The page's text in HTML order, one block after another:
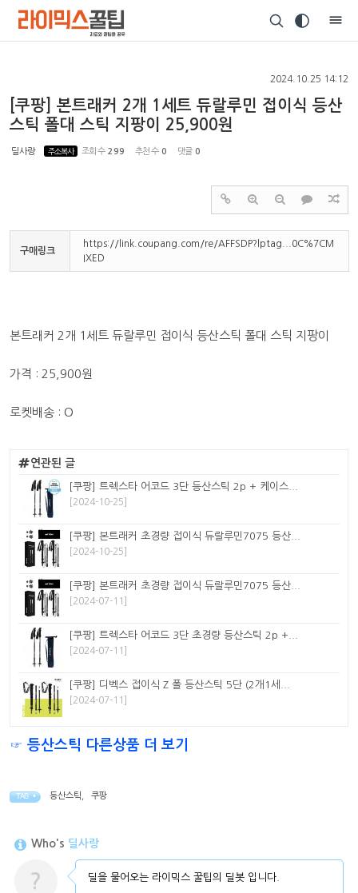
2024.10.25 14:12
[쿠팡] 본트래커 2개 1세트 듀랄루민 접이식 등산
스틱 폴대 스틱 지팡이 25,900원
딜사랑 주소복사 조회 수 299 추천 수 0 댓글 0
구매링크
https://link.coupang.com/re/AFFSDP?lptag...0C%7CM
IXED
본트래커 2개 1세트 듀랄루민 접이식 등산스틱 폴대 스틱 지팡이
가격 : 25,900원
로켓배송 : O
연관된 글
[쿠팡] 트렉스타 어코드 3단 등산스틱 2p + 케이스...
[2024-10-25]
[쿠팡] 본트래커 초경량 접이식 듀랄루민7075 등산...
[2024-10-25]
[쿠팡] 본트래커 초경량 접이식 듀랄루민7075 등산...
[2024-07-11]
[쿠팡] 트렉스타 어코드 3단 초경량 등산스틱 2p +...
[2024-07-11]
[쿠팡] 디벡스 접이식 Z 폴 등산스틱 5단 (2개1세...
[2024-07-11]
☞ 등산스틱 다른상품 더 보기
TAG • 등산스틱 쿠팡
Who's 딜사랑
? 딜을 물어오는 라이믹스 꿀팁의 딜봇 입니다.
Sketchbook5, 스케치북5
Sketchbook5, 스케치북5